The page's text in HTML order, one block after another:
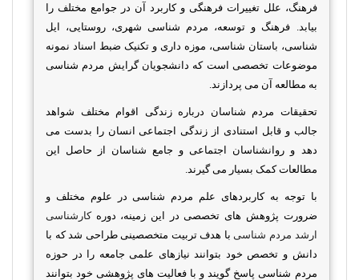
فرهنگ‌، علل‌ تغییرات‌ فرهنگی‌ و كاربرد آن در جوامع‌ مختلف‌ را
بیابد. فرهنگ و توسعه، مردم شناسی شهری، روستایی، ایل
شناسی، باستان شناسی، موزه داری و تکنیک ضبط اسناد نمونه
موضوعات تخصصی است که دانشجویان گرایش مردم شناسی
به مطالعه آن می پردازند.
تحقیقات مردم شناسان درباره زندگی اقوام مختلف شواهد
جالب و قابل استنادی از زندگی اجتماعی انسان را بدست می
دهد و روانشناسان اجتماعی و جامع شناسان از حاصل این
مطالعات کمک بسیار می گیرند.
با توجه به کاربردهای علم مردم شناسی در علوم مختلف و
ضرورت پژوهش های تخصصی در این زمینه، دورهکارشناسی
ارشد مردم شناسیبا هدف تربیت متخصصینی طراحی شد که با
دانش و تخصص خود بتوانند نیازهای علمی جامعه را در حوزه
مردم شناسی پاسخ گویند و با فعالیت های پژوهشی خود بتوانند